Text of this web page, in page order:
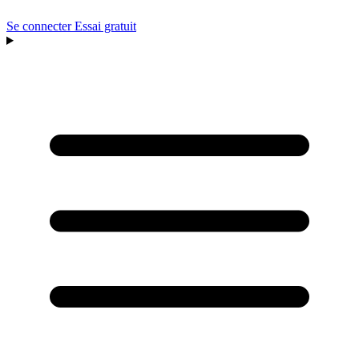
Se connecterEssai gratuit